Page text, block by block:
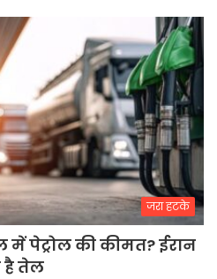
जरा हटके
में पेट्रोल की कीमत? ईरान
है तेल